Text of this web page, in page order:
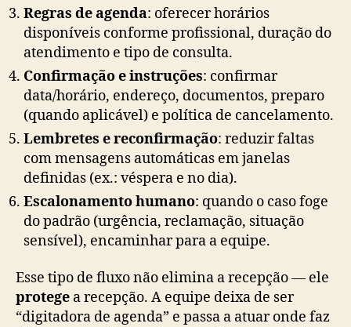
Regras de agenda: oferecer horários
disponíveis conforme profissional, duração do
atendimento e tipo de consulta.
Confirmação e instruções: confirmar
data/horário, endereço, documentos, preparo
(quando aplicável) e política de cancelamento.
Lembretes e reconfirmação: reduzir faltas
com mensagens automáticas em janelas
definidas (ex.: véspera e no dia).
Escalonamento humano: quando o caso foge
do padrão (urgência, reclamação, situação
sensível), encaminhar para a equipe.
Esse tipo de fluxo não elimina a recepção — ele
protege a recepção. A equipe deixa de ser
“digitadora de agenda” e passa a atuar onde faz